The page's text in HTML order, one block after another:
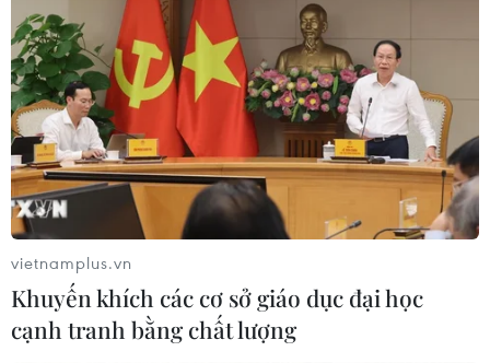
TIN LIÊN QUAN
vietnamplus.vn
Khuyến khích các cơ sở giáo dục đại học
cạnh tranh bằng chất lượng